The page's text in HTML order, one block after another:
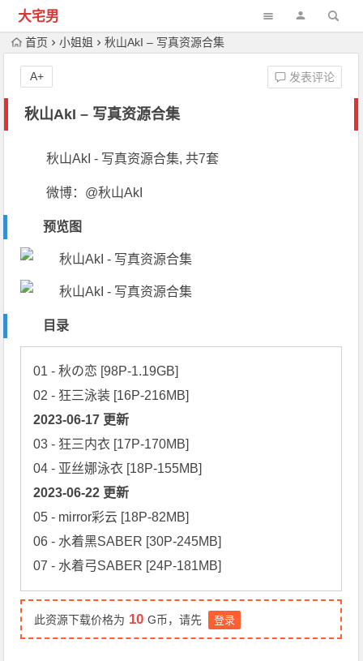
大宅男
首页 小姐姐 秋山AkI – 写真资源合集
秋山AkI – 写真资源合集
发表评论
A+
秋山AkI - 写真资源合集, 共7套
微博：@秋山AkI
预览图
目录
01 - 秋の恋 [98P-1.19GB]
2023-06-17 更新
03 - 狂三内衣 [17P-170MB]
2023-06-22 更新
05 - mirror彩云 [18P-82MB]
06 - 水着黑SABER [30P-245MB]
07 - 水着弓SABER [24P-181MB]
此资源下载价格为 10 G币，请先 登录